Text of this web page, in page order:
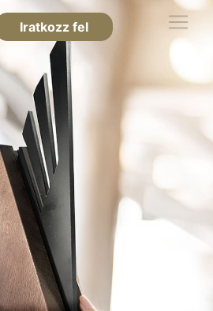
Iratkozz fel